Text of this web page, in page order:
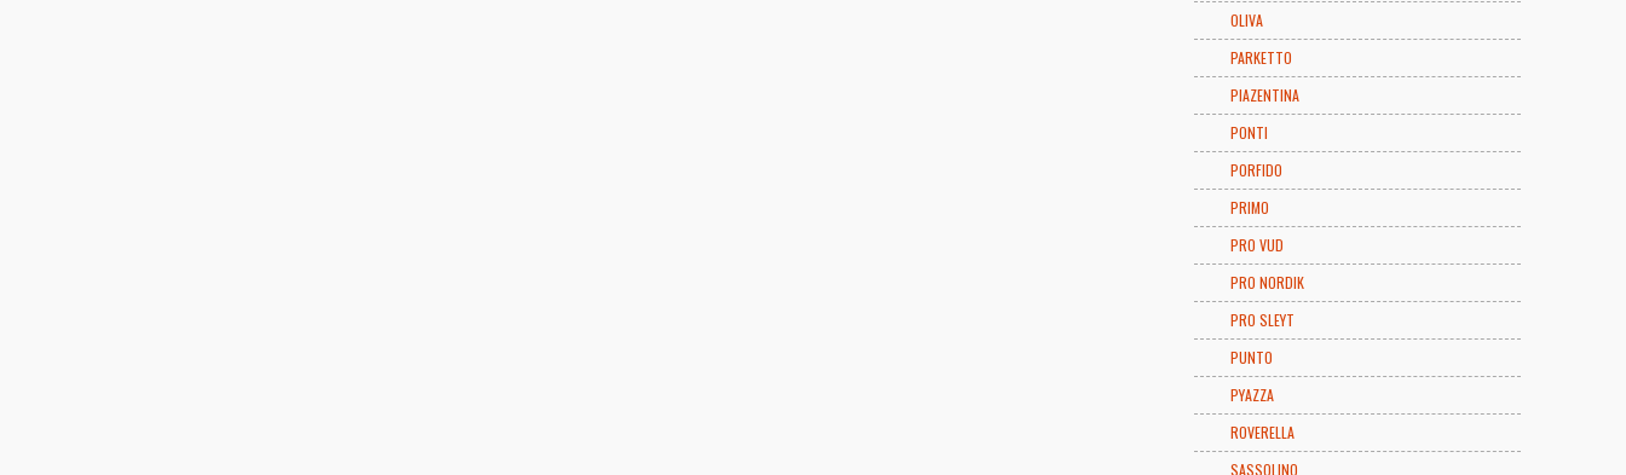
OLIVA
PARKETTO
PIAZENTINA
PONTI
PORFIDO
PRIMO
PRO VUD
PRO NORDIK
PRO SLEYT
PUNTO
PYAZZA
ROVERELLA
SASSOLINO